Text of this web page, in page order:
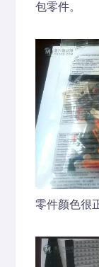
包零件。
零件颜色很